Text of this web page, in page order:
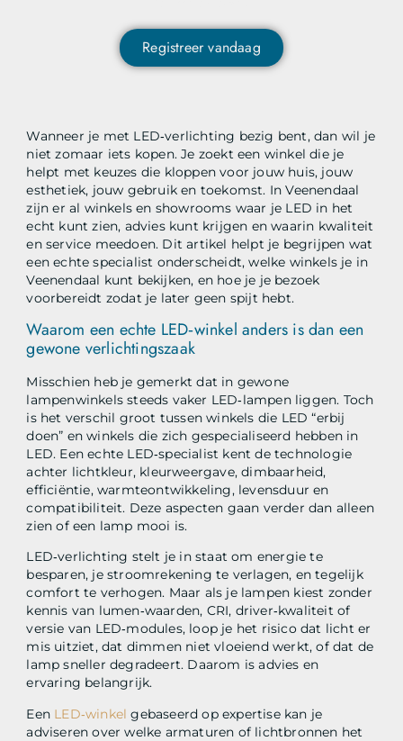
Wanneer je met LED‑verlichting bezig bent, dan wil je
niet zomaar iets kopen. Je zoekt een winkel die je
helpt met keuzes die kloppen voor jouw huis, jouw
esthetiek, jouw gebruik en toekomst. In Veenendaal
zijn er al winkels en showrooms waar je LED in het
echt kunt zien, advies kunt krijgen en waarin kwaliteit
en service meedoen. Dit artikel helpt je begrijpen wat
een echte specialist onderscheidt, welke winkels je in
Veenendaal kunt bekijken, en hoe je je bezoek
voorbereidt zodat je later geen spijt hebt.
Waarom een echte LED‑winkel anders is dan een
gewone verlichtingszaak
Misschien heb je gemerkt dat in gewone
lampenwinkels steeds vaker LED‑lampen liggen. Toch
is het verschil groot tussen winkels die LED “erbij
doen” en winkels die zich gespecialiseerd hebben in
LED. Een echte LED‑specialist kent de technologie
achter lichtkleur, kleurweergave, dimbaarheid,
efficiëntie, warmteontwikkeling, levensduur en
compatibiliteit. Deze aspecten gaan verder dan alleen
zien of een lamp mooi is.
LED‑verlichting stelt je in staat om energie te
besparen, je stroomrekening te verlagen, en tegelijk
comfort te verhogen. Maar als je lampen kiest zonder
kennis van lumen‑waarden, CRI, driver‑kwaliteit of
versie van LED‑modules, loop je het risico dat licht er
mis uitziet, dat dimmen niet vloeiend werkt, of dat de
lamp sneller degradeert. Daarom is advies en
ervaring belangrijk.
Een LED‑winkel gebaseerd op expertise kan je
adviseren over welke armaturen of lichtbronnen het
Registreer vandaag